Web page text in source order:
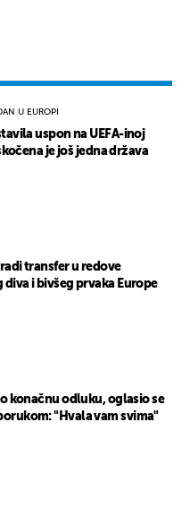
U EUROPI
uspon na UEFA-inoj
je još jedna država
transfer u redove
i bivšeg prvaka Europe
konačnu odluku, oglasio se
"Hvala vam svima"